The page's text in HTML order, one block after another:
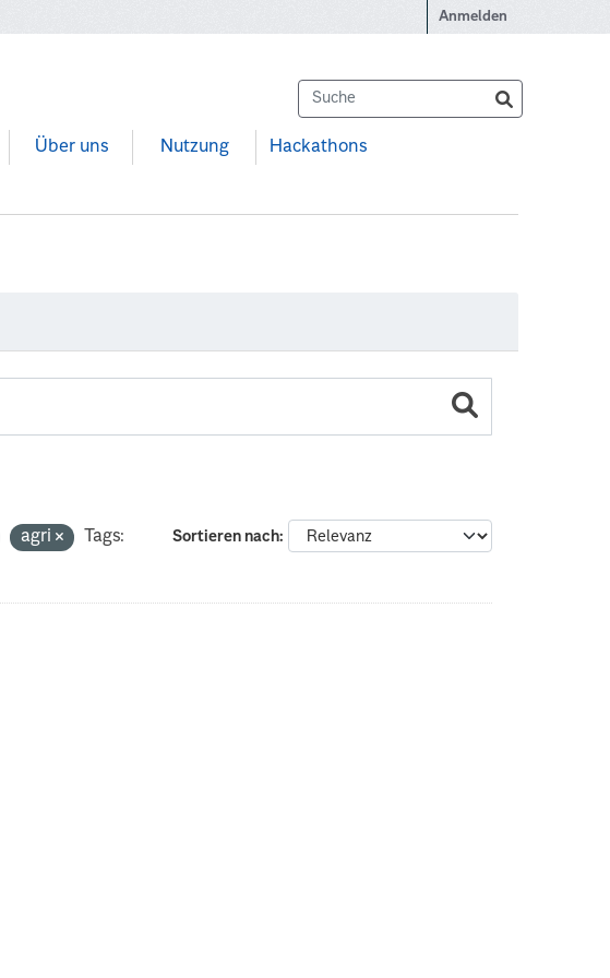
Anmelden
Über uns Nutzung Hackathons
Sortieren nach
agri
Tags: